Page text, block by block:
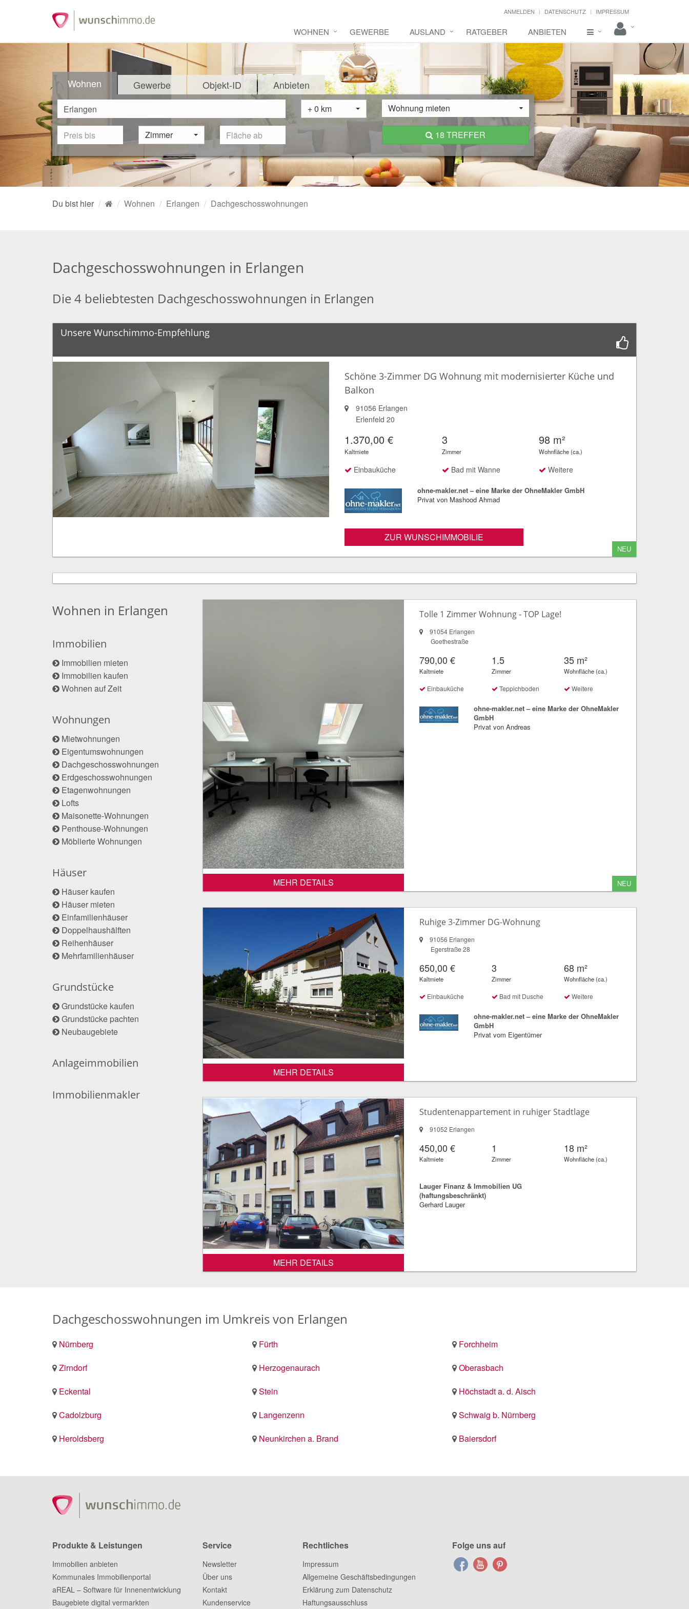
ANMELDEN DATENSCHUTZ IMPRESSUM
WOHNEN GEWERBE AUSLAND RATGEBER ANBIETEN
Wohnen Gewerbe Objekt-ID Anbieten
+ 0 km Wohnung mieten
Zimmer 18 TREFFER
Du bist hier Wohnen Erlangen Dachgeschosswohnungen
Dachgeschosswohnungen in Erlangen
Die 4 beliebtesten Dachgeschosswohnungen in Erlangen
Unsere Wunschimmo-Empfehlung
Schöne 3-Zimmer DG Wohnung mit modernisierter Küche und
Balkon
91056 Erlangen
Erlenfeld 20
1.370,00 €
Kaltmiete
3
Zimmer
98 m²
Wohnfläche (ca.)
Einbauküche Bad mit Wanne Weitere
ohne-makler.net – eine Marke der OhneMakler GmbH
Privat von Mashood Ahmad
ZUR WUNSCHIMMOBILIE
NEU
Wohnen in Erlangen
Immobilien
Immobilien mieten
Immobilien kaufen
Wohnen auf Zeit
Wohnungen
Mietwohnungen
Eigentumswohnungen
Dachgeschosswohnungen
Erdgeschosswohnungen
Etagenwohnungen
Lofts
Maisonette-Wohnungen
Penthouse-Wohnungen
Möblierte Wohnungen
Häuser
Häuser kaufen
Häuser mieten
Einfamilienhäuser
Doppelhaushälften
Reihenhäuser
Mehrfamilienhäuser
Grundstücke
Grundstücke kaufen
Grundstücke pachten
Neubaugebiete
Anlageimmobilien
Immobilienmakler
MEHR DETAILS
Tolle 1 Zimmer Wohnung - TOP Lage!
91054 Erlangen
Goethestraße
790,00 €
Kaltmiete
1.5
Zimmer
35 m²
Wohnfläche (ca.)
Einbauküche Teppichboden Weitere
ohne-makler.net – eine Marke der OhneMakler
GmbH
Privat von Andreas
NEU
MEHR DETAILS
Ruhige 3-Zimmer DG-Wohnung
91056 Erlangen
Egerstraße 28
650,00 €
Kaltmiete
3
Zimmer
68 m²
Wohnfläche (ca.)
Einbauküche Bad mit Dusche Weitere
ohne-makler.net – eine Marke der OhneMakler
GmbH
Privat vom Eigentümer
MEHR DETAILS
Studentenappartement in ruhiger Stadtlage
91052 Erlangen
450,00 €
Kaltmiete
1
Zimmer
18 m²
Wohnfläche (ca.)
Lauger Finanz & Immobilien UG
(haftungsbeschränkt)
Gerhard Lauger
Dachgeschosswohnungen im Umkreis von Erlangen
Nürnberg Fürth
Forchheim
Zirndorf
Herzogenaurach
Oberasbach
Eckental
Stein
Höchstadt a. d. Aisch
Cadolzburg
Langenzenn
Schwaig b. Nürnberg
Heroldsberg
Neunkirchen a. Brand Baiersdorf
Produkte & Leistungen
Immobilien anbieten
Kommunales Immobilienportal
aREAL – Software für Innenentwicklung
Baugebiete digital vermarkten
Service
Newsletter
Über uns
Kontakt
Kundenservice
Rechtliches
Impressum
Allgemeine Geschäftsbedingungen
Erklärung zum Datenschutz
Haftungsausschluss
Folge uns auf